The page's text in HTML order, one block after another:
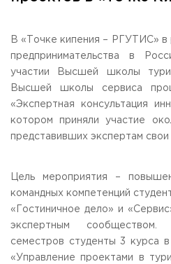
Общежитие / Кампус РГУТИС
Контакты
Научная деятельность
Дополнительное образование
Федеральный ресурсный
Федеральное учебно-
системе СПО
Профком
Конкурс ППС
ЗАКАЗАТЬ ОБРАТНЫЙ ЗВОНОК
АДРЕС
141221, Московская обл.,
пгт. Черкизово, ул. Главная, 99
+7 (495) 940 83 58 - Приемная
E-MAIL
info@rguts.ru
obrashenia@rguts.ru
priem@rguts.ru - Приемная
В «Точке кипения – РГУТИС» в
предпринимательства в
участии Высшей школы
Высшей школы сервиса
«Экспертная консультация
котором приняли участие
представивших экспертам
Цель мероприятия –
командных компетенций
«Гостиничное дело» и
экспертным
семестров студенты 3 курса
«Управление проектами в